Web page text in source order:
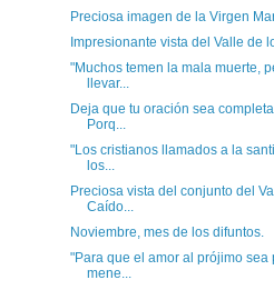
Preciosa imagen de la Virgen
Impresionante vista del Valle de
"Muchos temen la mala muerte,
llevar...
Deja que tu oración sea
Porq...
"Los cristianos llamados a la
los...
Preciosa vista del conjunto del
Caído...
Noviembre, mes de los difuntos.
"Para que el amor al prójimo sea
mene...